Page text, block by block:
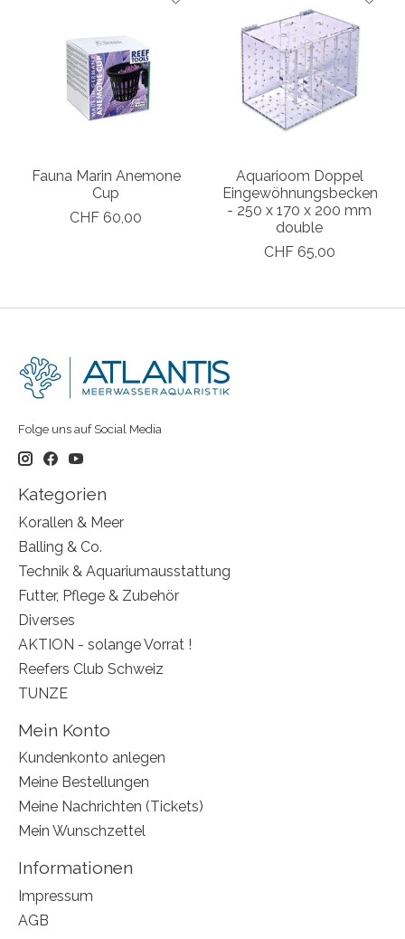
Fauna Marin Anemone
Cup
CHF 60,00
Aquarioom Doppel
Eingewöhnungsbecken
- 250 x 170 x 200 mm
double
CHF 65,00
Folge uns auf Social Media
Kategorien
Korallen & Meer
Balling & Co.
Technik & Aquariumausstattung
Futter, Pflege & Zubehör
Diverses
AKTION - solange Vorrat !
Reefers Club Schweiz
TUNZE
Mein Konto
Kundenkonto anlegen
Meine Bestellungen
Meine Nachrichten (Tickets)
Mein Wunschzettel
Informationen
Impressum
AGB